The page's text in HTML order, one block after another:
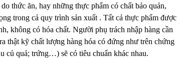
thức ăn, hay những thực phẩm có chất bảo quản,
trong cả quy trình sản xuất . Tất cả thực phẩm được
không có hóa chất. Người phụ trách nhập hàng cần
thật kỹ chất lượng hàng hóa có đứng như trên chứng
củ quả; trứng…) sẽ có tiêu chuẩn khác nhau.